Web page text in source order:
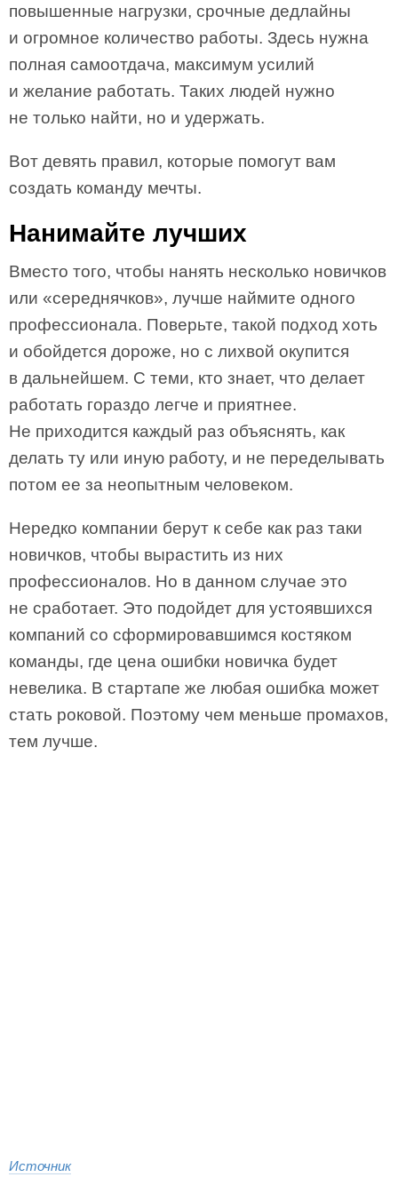
повышенные нагрузки, срочные дедлайны
и огромное количество работы. Здесь нужна
полная самоотдача, максимум усилий
и желание работать. Таких людей нужно
не только найти, но и удержать.
Вот девять правил, которые помогут вам
создать команду мечты.
Нанимайте лучших
Вместо того, чтобы нанять несколько новичков
или «середнячков», лучше наймите одного
профессионала. Поверьте, такой подход хоть
и обойдется дороже, но с лихвой окупится
в дальнейшем. С теми, кто знает, что делает
работать гораздо легче и приятнее.
Не приходится каждый раз объяснять, как
делать ту или иную работу, и не переделывать
потом ее за неопытным человеком.
Нередко компании берут к себе как раз таки
новичков, чтобы вырастить из них
профессионалов. Но в данном случае это
не сработает. Это подойдет для устоявшихся
компаний со сформировавшимся костяком
команды, где цена ошибки новичка будет
невелика. В стартапе же любая ошибка может
стать роковой. Поэтому чем меньше промахов,
тем лучше.
Источник